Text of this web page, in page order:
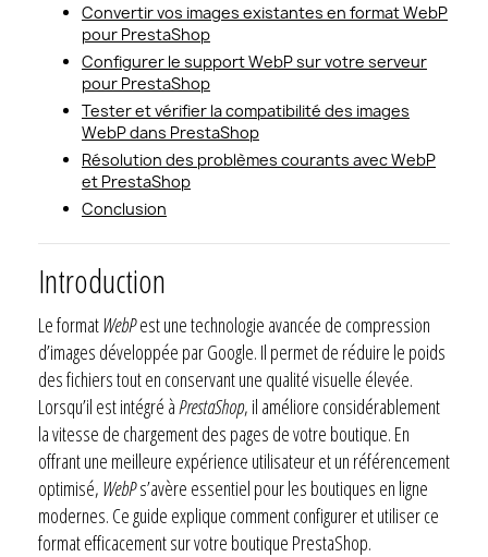
Convertir vos images existantes en format WebP
pour PrestaShop
Configurer le support WebP sur votre serveur
pour PrestaShop
Tester et vérifier la compatibilité des images
WebP dans PrestaShop
Résolution des problèmes courants avec WebP
et PrestaShop
Conclusion
Introduction
Le formatWebPest une technologie avancée de compression
d’images développée par Google. Il permet de réduire le poids
des fichiers tout en conservant une qualité visuelle élevée.
Lorsqu’il est intégré àPrestaShop, il améliore considérablement
la vitesse de chargement des pages de votre boutique. En
offrant une meilleure expérience utilisateur et un référencement
optimisé, WebPs’avère essentiel pour les boutiques en ligne
modernes. Ce guide explique comment configurer et utiliser ce
format efficacement sur votre boutique PrestaShop.